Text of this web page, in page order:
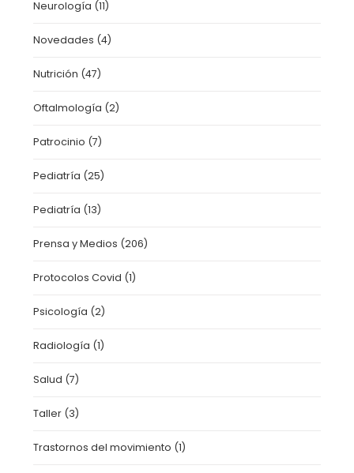
Neurología (11)
Novedades (4)
Nutrición (47)
Oftalmología (2)
Patrocinio (7)
Pediatría (25)
Pediatría (13)
Prensa y Medios (206)
Protocolos Covid (1)
Psicología (2)
Radiología (1)
Salud (7)
Taller (3)
Trastornos del movimiento (1)